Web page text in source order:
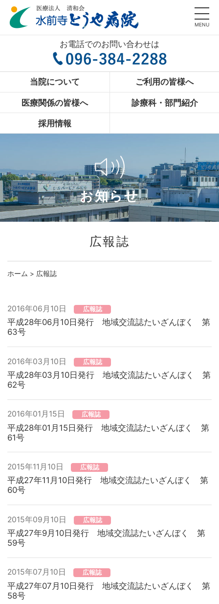
MENU
お電話でのお問い合わせは
当院について ご利用の皆様へ
医療関係の皆様へ 診療科・部門紹介
採用情報
お知らせ
広報誌
ホーム > 広報誌
2016年06月10日 広報誌
平成28年06月10日発行 地域交流誌たいざんぼく 第
63号
2016年03月10日 広報誌
平成28年03月10日発行 地域交流誌たいざんぼく 第
62号
2016年01月15日 広報誌
平成28年01月15日発行 地域交流誌たいざんぼく 第
61号
2015年11月10日 広報誌
平成27年11月10日発行 地域交流誌たいざんぼく 第
60号
2015年09月10日 広報誌
平成27年9月10日発行 地域交流誌たいざんぼく 第
59号
2015年07月10日 広報誌
平成27年07月10日発行 地域交流誌たいざんぼく 第
58号